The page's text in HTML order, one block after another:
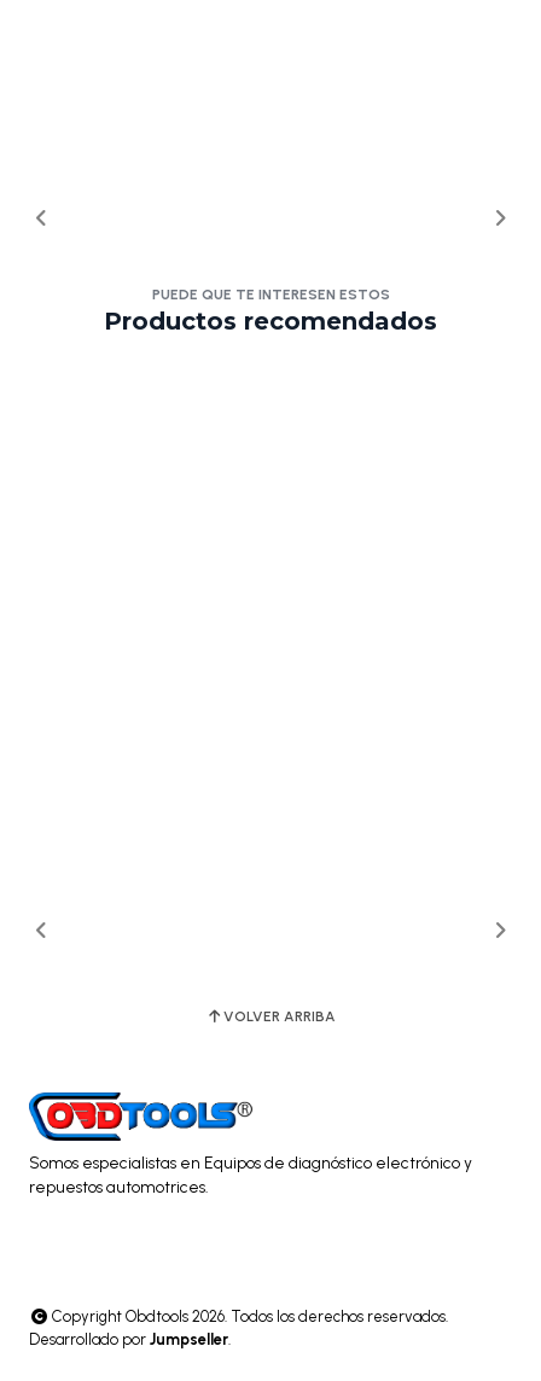
PUEDE QUE TE INTERESEN ESTOS
Productos recomendados
VOLVER ARRIBA
Somos especialistas en Equipos de diagnóstico electrónico y
repuestos automotrices.
Copyright Obdtools 2026. Todos los derechos reservados.
Desarrollado por Jumpseller.